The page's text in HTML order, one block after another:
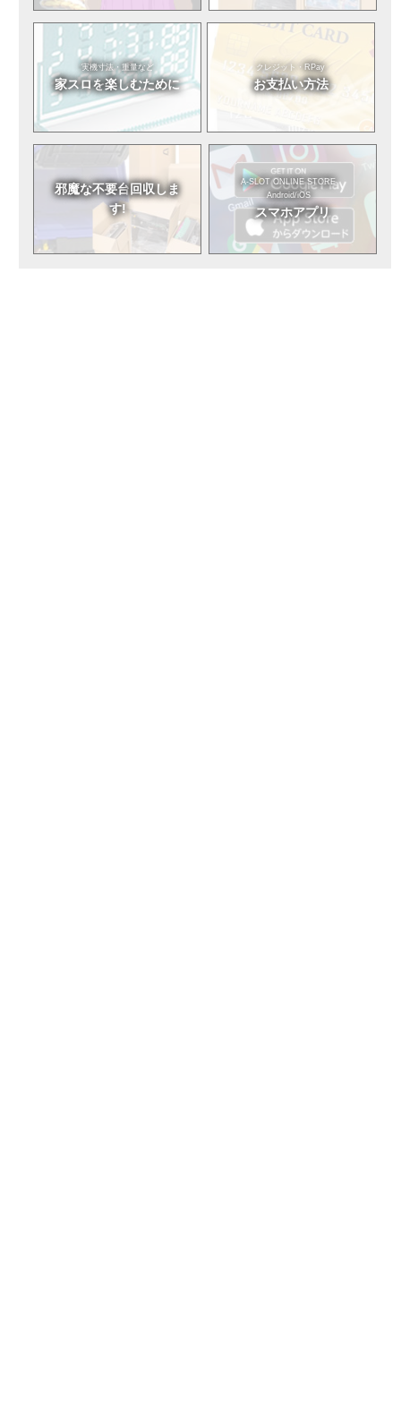
実機寸法・重量など
家スロを楽しむために
クレジット・RPay
お支払い方法
邪魔な不要台回収しま
す!
A-SLOT ONLINE STORE
Android/iOS
スマホアプリ